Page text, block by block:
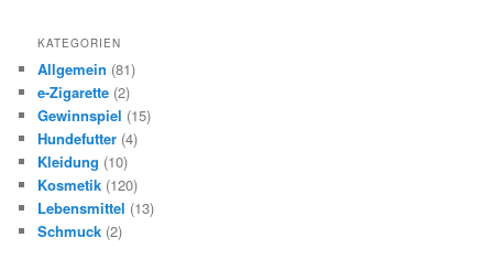
KATEGORIEN
Allgemein (81)
e-Zigarette (2)
Gewinnspiel (15)
Hundefutter (4)
Kleidung (10)
Kosmetik (120)
Lebensmittel (13)
Schmuck (2)